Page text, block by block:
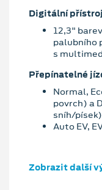
Digitální
12,3"
palubního
s
Přepínatelné
Normal,
povrch) a
sníh/písek)
Auto EV,
Zobrazit další